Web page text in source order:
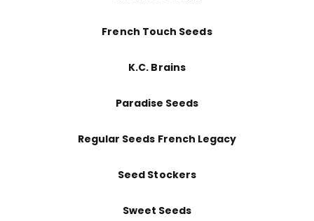
French Touch Seeds
K.C. Brains
Paradise Seeds
Regular Seeds French Legacy
Seed Stockers
Sweet Seeds